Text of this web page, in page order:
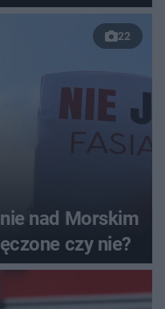
22
nad Morskim
czy nie?